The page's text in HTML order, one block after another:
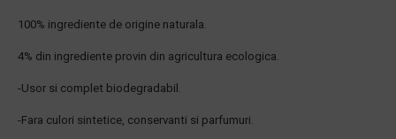
100% ingrediente de origine naturala.
4% din ingrediente provin din agricultura ecologica.
-Usor si complet biodegradabil.
-Fara culori sintetice, conservanti si parfumuri.